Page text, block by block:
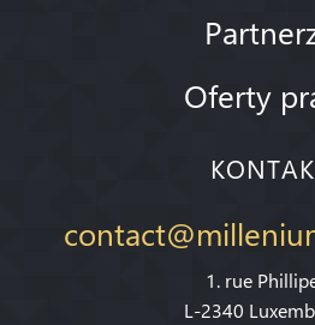
Oferty
1. rue
L-2340